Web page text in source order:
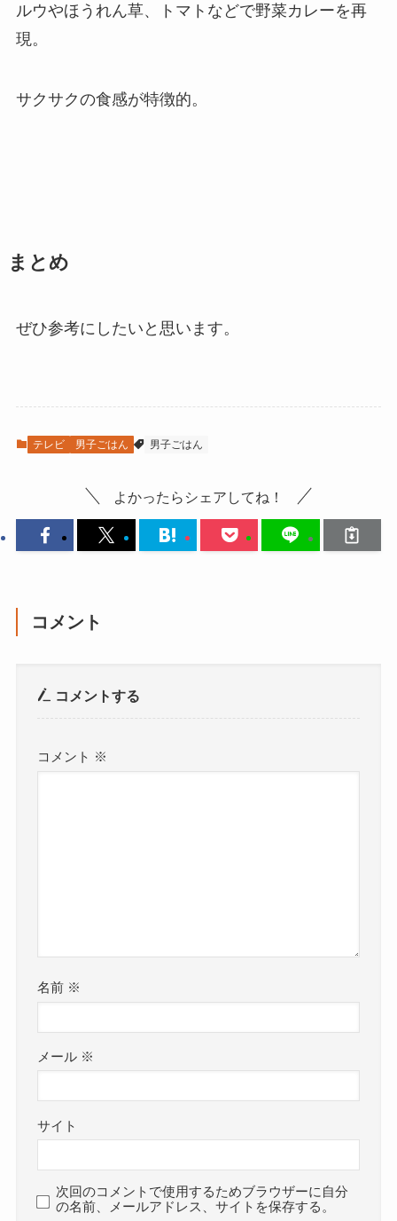
ルウやほうれん草、トマトなどで野菜カレーを再
現。
サクサクの食感が特徴的。
まとめ
ぜひ参考にしたいと思います。
テレビ 男子ごはん 男子ごはん
よかったらシェアしてね！
コメント
コメントする
コメント ※
名前 ※
メール ※
サイト
次回のコメントで使用するためブラウザーに自分
の名前、メールアドレス、サイトを保存する。